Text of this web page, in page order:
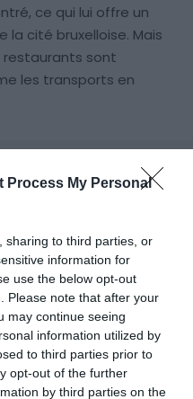
Process My Personal
sharing to third parties, or
information for
use the below opt-out
Please note that after your
may continue seeing
information utilized by
to third parties prior to
opt-out of the further
by third parties on the
ce qui lui offre un
la cité bruxelloise. Mais
restaurants sont
les transports en